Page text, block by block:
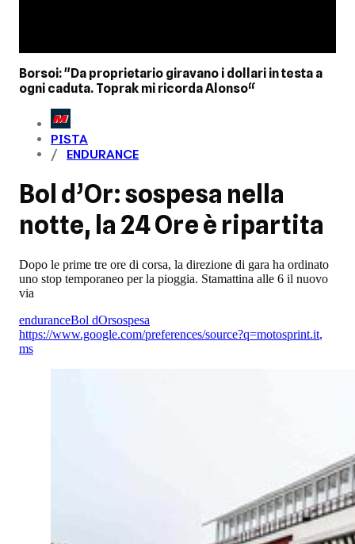
Borsoi: "Da proprietario giravano i dollari in testa a
ogni caduta. Toprak mi ricorda Alonso“
PISTA
ENDURANCE
Bol d’Or: sospesa nella
notte, la 24 Ore è ripartita
Dopo le prime tre ore di corsa, la direzione di gara ha ordinato
uno stop temporaneo per la pioggia. Stamattina alle 6 il nuovo
via
enduranceBol dOrsospesa
https://www.google.com/preferences/source?q=motosprint.it,
ms